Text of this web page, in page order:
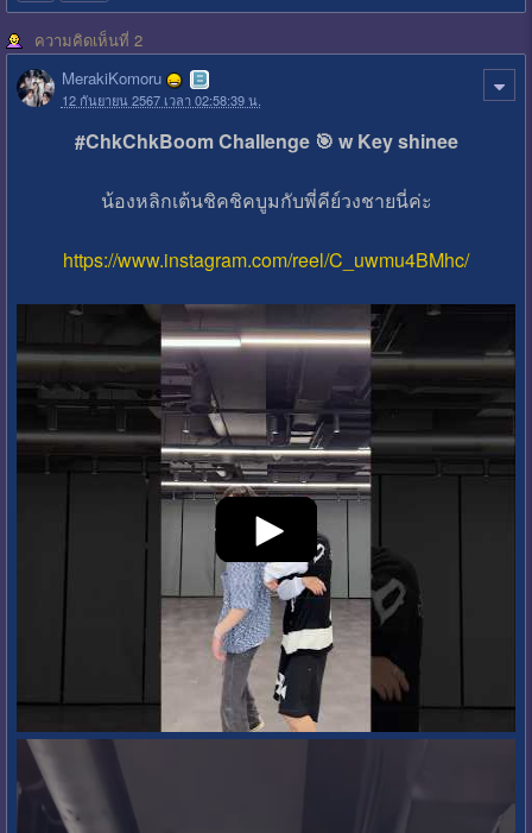
ความคิดเห็นที่ 2
MerakiKomoru
12 กันยายน 2567 เวลา 02:58:39 น.
#ChkChkBoom Challenge 🎯 w Key shinee
น้องหลิกเต้นชิคชิคบูมกับพี่คีย์วงชายนี่ค่ะ
https://www.instagram.com/reel/C_uwmu4BMhc/